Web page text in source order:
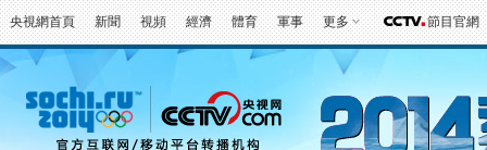
央視網首頁 新聞 視頻 經濟 體育 軍事 更多 節目官網